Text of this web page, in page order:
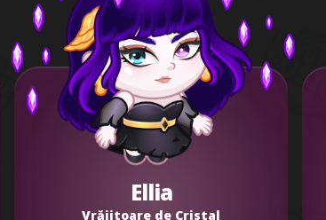
Ellia
Vrăjitoare de Cristal